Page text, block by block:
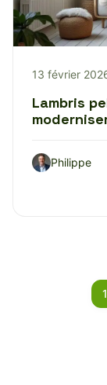
13 février
Lambris
Philippe
1